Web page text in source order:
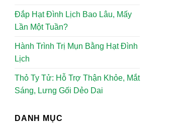
Đắp Hạt Đình Lịch Bao Lâu, Mấy
Lần Một Tuần?
Hành Trình Trị Mụn Bằng Hạt Đình
Lịch
Thỏ Ty Tử: Hỗ Trợ Thận Khỏe, Mắt
Sáng, Lưng Gối Dẻo Dai
DANH MỤC